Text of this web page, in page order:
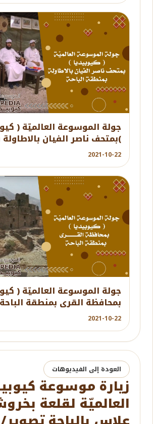
جولة الموسوعة العالميّة (
)بمتحف ناصر الفيان
الباحة
2021-10-22
جولة الموسوعة العالميّة (
بمحافظة القرى بمنطقة الباحة
2021-10-22
العودة إلى الفيديوهات
زيارة موسوعة
العالميّة لقلعة